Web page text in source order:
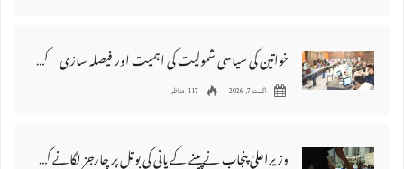
خواتین کی سیاسی شمولیت کی اہمیت اور فیصلہ سازی کے عمل میں فعال کردار
اگست 7, 2026 117 مناظر